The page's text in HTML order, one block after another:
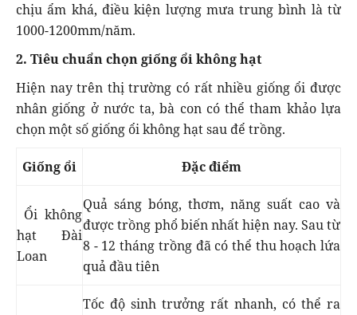
chịu ẩm khá, điều kiện lượng mưa trung bình là từ
1000-1200mm/năm.
2. Tiêu chuẩn chọn giống ổi không hạt
Hiện nay trên thị trường có rất nhiều giống ổi được
nhân giống ở nước ta, bà con có thể tham khảo lựa
chọn một số giống ổi không hạt sau để trồng.
Giống ổi Đặc điểm
Ổi không
hạt Đài
Loan
Quả sáng bóng, thơm, năng suất cao và
được trồng phổ biến nhất hiện nay. Sau từ
8 - 12 tháng trồng đã có thể thu hoạch lứa
quả đầu tiên
Tốc độ sinh trưởng rất nhanh, có thể ra